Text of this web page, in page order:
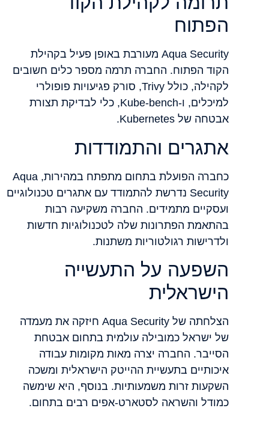
הפתוח
Aqua Security מעורבת באופן פעיל בקהילת
הקוד הפתוח. החברה תרמה מספר כלים חשובים
לקהילה, כולל Trivy, סורק פגיעויות פופולרי
למיכלים, ו-Kube-bench, כלי לבדיקת תצורת
אבטחה של Kubernetes.
אתגרים והתמודדות
כחברה הפועלת בתחום מתפתח במהירות, Aqua
Security נדרשת להתמודד עם אתגרים טכנולוגיים
ועסקיים מתמידים. החברה משקיעה רבות
בהתאמת הפתרונות שלה לטכנולוגיות חדשות
ולדרישות רגולטוריות משתנות.
השפעה על התעשייה
הישראלית
הצלחתה של Aqua Security חיזקה את מעמדה
של ישראל כמובילה עולמית בתחום אבטחת
הסייבר. החברה יצרה מאות מקומות עבודה
איכותיים בתעשיית ההייטק הישראלית ומשכה
השקעות זרות משמעותיות. בנוסף, היא שימשה
כמודל והשראה לסטארט-אפים רבים בתחום.